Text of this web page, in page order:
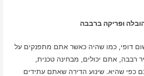
ופריקה ברבבה
דופי, כמו שהיה כאשר אתם מתפנקים על
רבבה, אתם יכולים, מבחינה טכנית,
כפי שהיא. שינוע הדירה שאתם עתידים